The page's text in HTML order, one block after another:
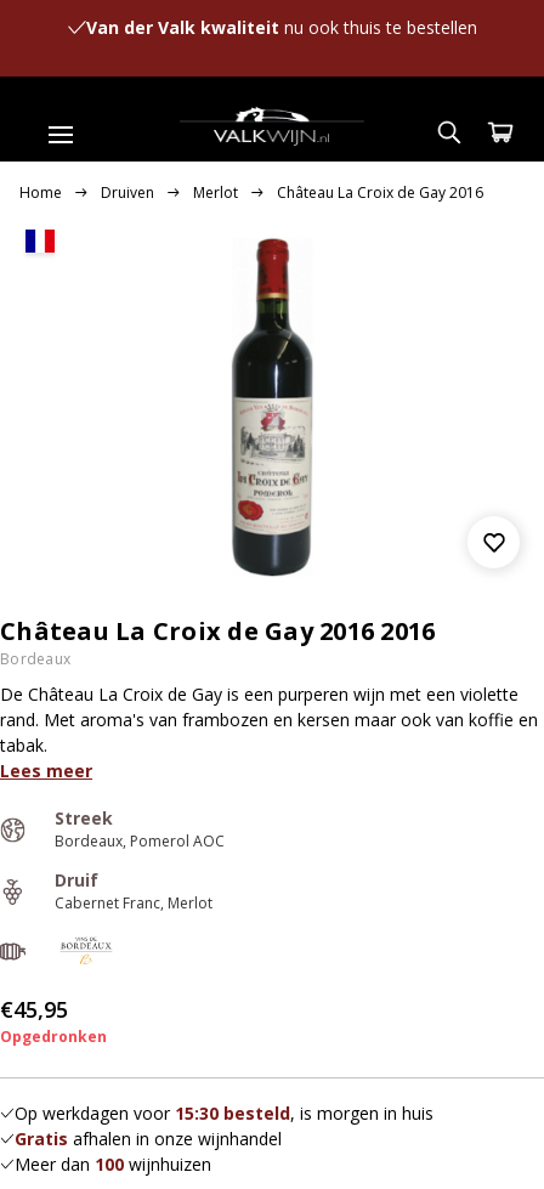
Van der Valk kwaliteit nu ook thuis te bestellen
Home Druiven Merlot Château La Croix de Gay 2016
Château La Croix de Gay 2016 2016
Bordeaux
De Château La Croix de Gay is een purperen wijn met een violette
rand. Met aroma's van frambozen en kersen maar ook van koffie en
tabak.
Lees meer
Streek
Bordeaux Pomerol AOC
Druif
Cabernet Franc Merlot
€45,95
Opgedronken
Op werkdagen voor 15:30 besteld, is morgen in huis
Gratis afhalen in onze wijnhandel
Meer dan 100 wijnhuizen